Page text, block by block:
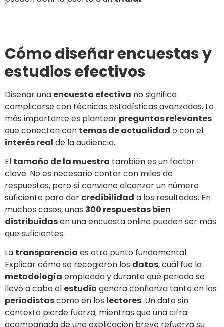
Cómo diseñar encuestas y
estudios efectivos
Diseñar una encuesta efectiva no significa
complicarse con técnicas estadísticas avanzadas. Lo
más importante es plantear preguntas relevantes
que conecten con temas de actualidad o con el
interés real de la audiencia.
El tamaño de la muestra también es un factor
clave. No es necesario contar con miles de
respuestas, pero sí conviene alcanzar un número
suficiente para dar credibilidad a los resultados. En
muchos casos, unas 300 respuestas bien
distribuidasen una encuesta online pueden ser más
que suficientes.
La transparencia es otro punto fundamental.
Explicar cómo se recogieron los datos, cuál fue la
metodología empleada y durante qué periodo se
llevó a cabo el estudio genera confianza tanto en los
periodistascomo en los lectores. Un dato sin
contexto pierde fuerza, mientras que una cifra